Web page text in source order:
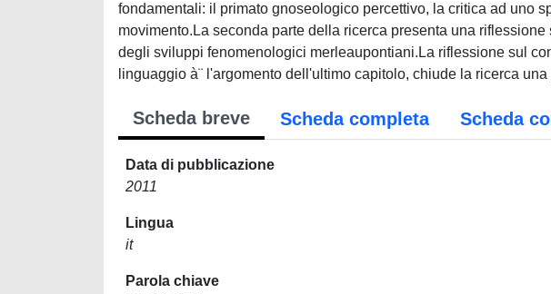
fondamentali: il primato gnoseologico percettivo, la critica ad uno
movimento.La seconda parte della ricerca presenta una
degli sviluppi fenomenologici merleaupontiani.La riflessione sul
linguaggio à¨ l'argomento dell'ultimo capitolo, chiude la ricerca
Scheda breve Scheda completa Scheda
Data di pubblicazione
2011
Lingua
it
Parola chiave